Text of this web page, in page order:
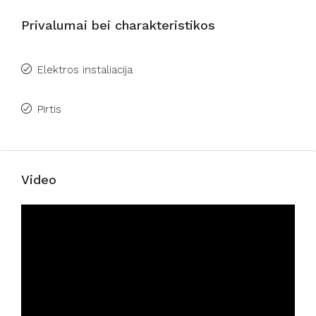
Privalumai bei charakteristikos
Elektros instaliacija
Pirtis
Video